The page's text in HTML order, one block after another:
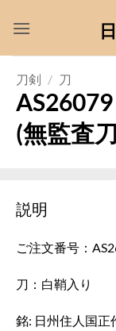
刀剣 / 刀
(無監査
説明
ご注文番号：
刀：白鞘入り
銘: 日州住人国正